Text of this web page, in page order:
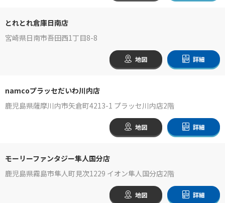
とれとれ倉庫日南店
宮崎県日南市吾田西1丁目8-8
地図 詳細
namcoプラッセだいわ川内店
鹿児島県薩摩川内市矢倉町4213-1 プラッセ川内店2階
地図 詳細
モーリーファンタジー隼人国分店
鹿児島県霧島市隼人町見次1229 イオン隼人国分店2階
地図 詳細